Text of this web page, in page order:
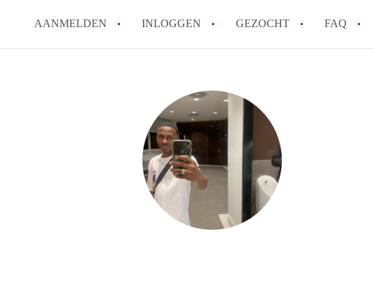
AANMELDEN INLOGGEN GEZOCHT FAQ
How to translate AppartementRotterdam!
Wat is AppartementenRotterdam?
Hoeveel kost het om te reageren op een
Wat is de privacyverklaring van
Berekent AppartementenRotterdam
makelaarsvergoeding/
Alle veelgestelde vragen